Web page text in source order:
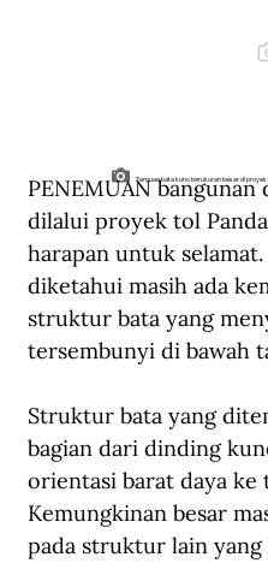
Temuan bata kuno berukuran besar di proyek
PENEMUAN bangunan
dilalui proyek tol
harapan untuk
diketahui masih ada
struktur bata yang
tersembunyi di bawah
Struktur bata yang
bagian dari dinding
orientasi barat daya
Kemungkinan besar
pada struktur lain yang